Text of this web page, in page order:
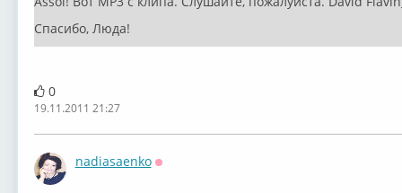
Спасибо, Люда!
0
19.11.2011 21:27
nadiasaenko